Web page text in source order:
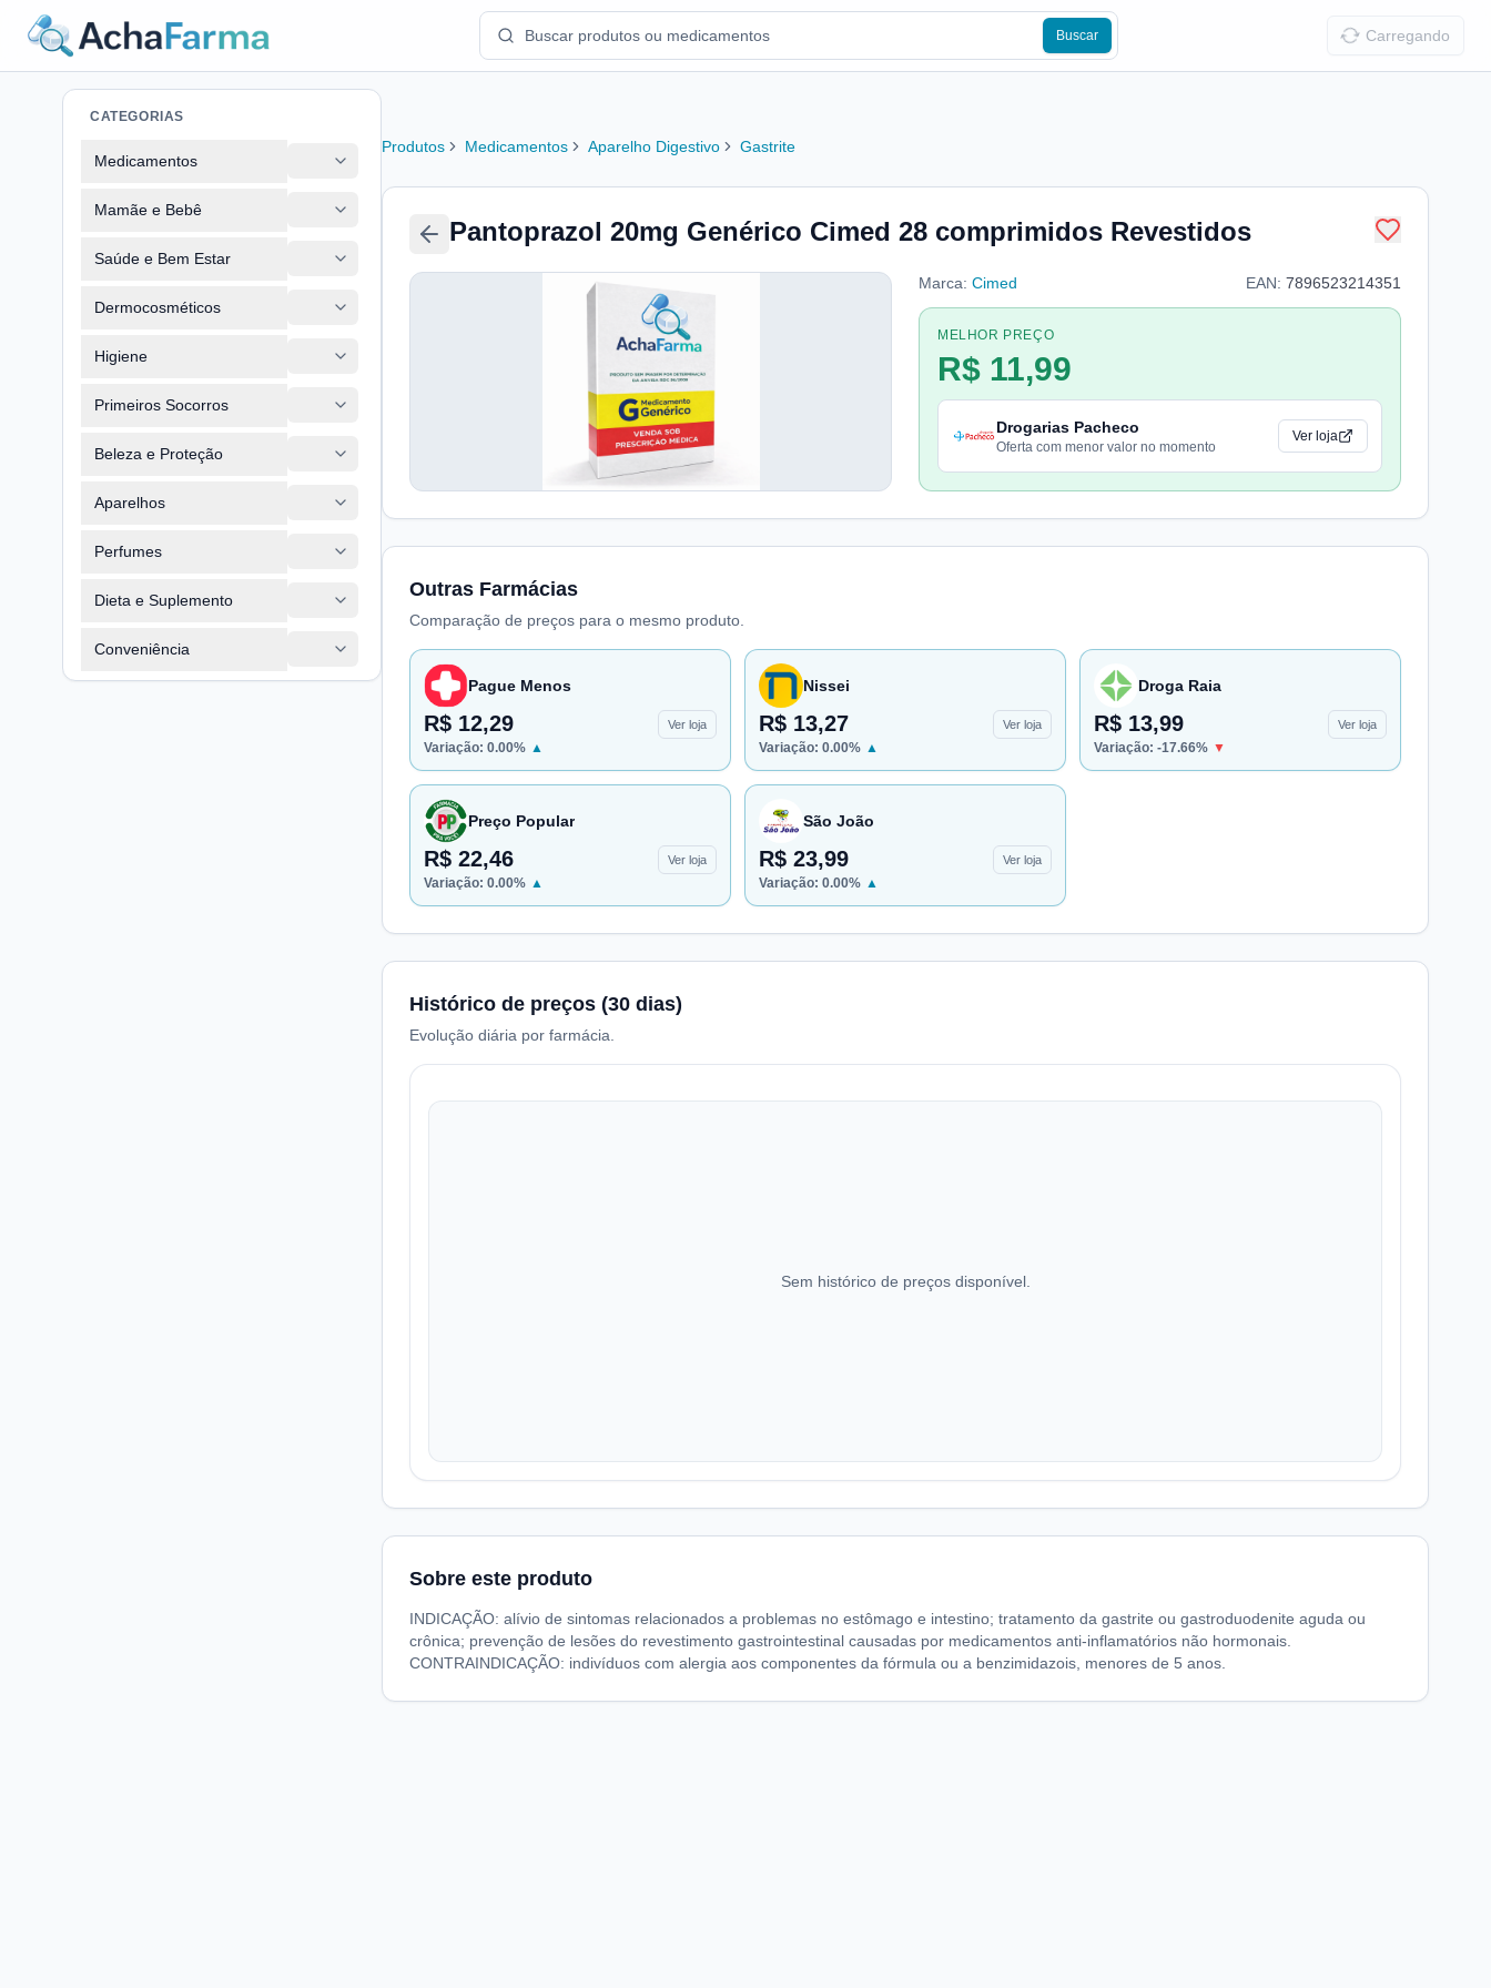
Buscar Carregando
CATEGORIAS
Medicamentos
Mamãe e Bebê
Saúde e Bem Estar
Dermocosméticos
Higiene
Primeiros Socorros
Beleza e Proteção
Aparelhos
Perfumes
Dieta e Suplemento
Conveniência
Produtos Medicamentos Aparelho Digestivo Gastrite
Pantoprazol 20mg Genérico Cimed 28 comprimidos Revestidos
Marca: Cimed EAN: 7896523214351
MELHOR PREÇO
R$ 11,99
Drogarias Pacheco
Oferta com menor valor no momento
Ver loja
Outras Farmácias
Comparação de preços para o mesmo produto.
Pague Menos
R$ 12,29 Ver loja
Variação: 0.00% ▲
Nissei
R$ 13,27 Ver loja
Variação: 0.00% ▲
Droga Raia
R$ 13,99 Ver loja
Variação: -17.66% ▼
Preço Popular
R$ 22,46 Ver loja
Variação: 0.00% ▲
São João
R$ 23,99 Ver loja
Variação: 0.00% ▲
Histórico de preços (30 dias)
Evolução diária por farmácia.
Sem histórico de preços disponível.
Sobre este produto
INDICAÇÃO: alívio de sintomas relacionados a problemas no estômago e intestino; tratamento da gastrite ou gastroduodenite aguda ou
crônica; prevenção de lesões do revestimento gastrointestinal causadas por medicamentos anti-inflamatórios não hormonais.
CONTRAINDICAÇÃO: indivíduos com alergia aos componentes da fórmula ou a benzimidazois, menores de 5 anos.